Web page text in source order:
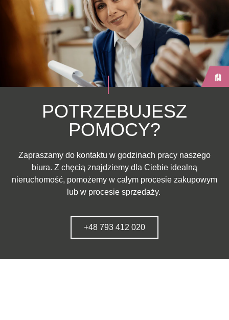
POTRZEBUJESZ
POMOCY?
Zapraszamy do kontaktu w godzinach pracy naszego
biura. Z chęcią znajdziemy dla Ciebie idealną
nieruchomość, pomożemy w całym procesie zakupowym
lub w procesie sprzedaży.
+48 793 412 020